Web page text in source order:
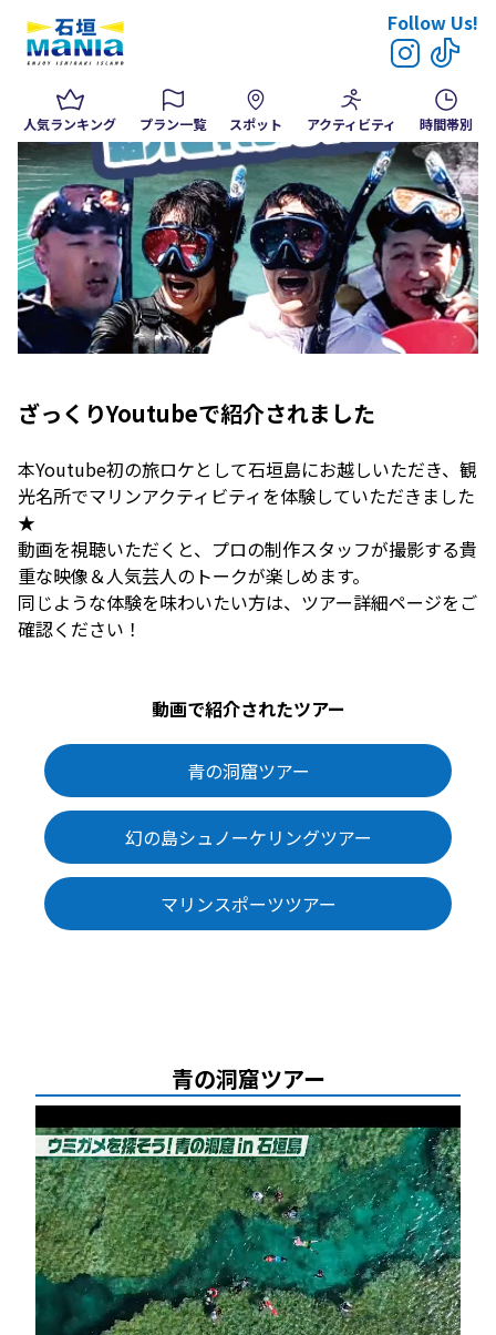
Follow Us!
人気ランキング プラン一覧 スポット アクティビティ 時間帯別
ざっくりYoutubeで紹介されました
本Youtube初の旅ロケとして石垣島にお越しいただき、観
光名所でマリンアクティビティを体験していただきました
★
動画を視聴いただくと、プロの制作スタッフが撮影する貴
重な映像＆人気芸人のトークが楽しめます。
同じような体験を味わいたい方は、ツアー詳細ページをご
確認ください！
動画で紹介されたツアー
青の洞窟ツアー
幻の島シュノーケリングツアー
マリンスポーツツアー
青の洞窟ツアー